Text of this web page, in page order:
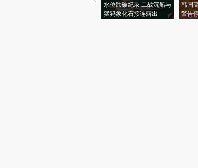
水位跌破纪录 二战沉船与
猛犸象化石接连露出
韩国
警告